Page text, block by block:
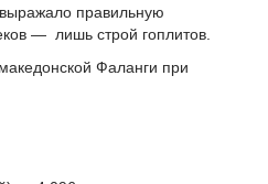
правильную
— лишь строй гоплитов.
Фаланги при